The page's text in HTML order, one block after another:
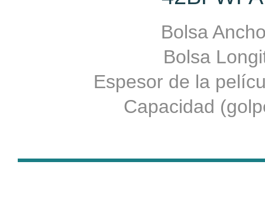
Bolsa
Bolsa
Espesor de la
Capacidad